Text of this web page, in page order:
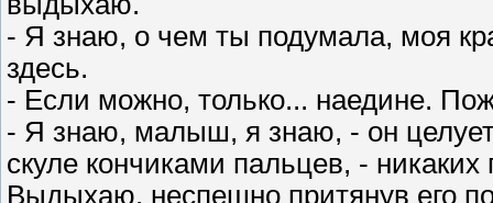
- Я знаю, о чем ты подумала, моя
здесь.
- Если можно, только... наедине.
- Я знаю, малыш, я знаю, - он
скуле кончиками пальцев, -
Выдыхаю, неспешно притянув его